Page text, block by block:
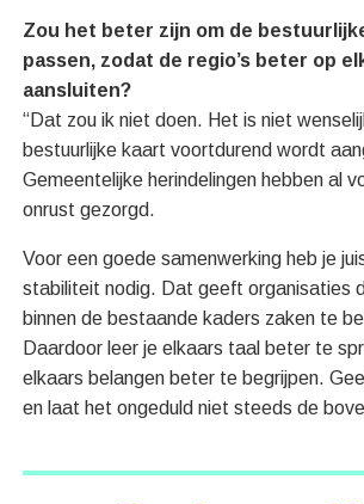
Zou het beter zijn om de
passen, zodat de regio’s beter op
aansluiten?
“Dat zou ik niet doen. Het is niet
bestuurlijke kaart voortdurend wordt
Gemeentelijke herindelingen hebben al
onrust gezorgd.
Voor een goede samenwerking heb je
stabiliteit nodig. Dat geeft organisaties
binnen de bestaande kaders zaken te
Daardoor leer je elkaars taal beter te
elkaars belangen beter te begrijpen.
en laat het ongeduld niet steeds de